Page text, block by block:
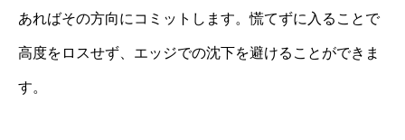
あればその方向にコミットします。慌てずに入ることで
高度をロスせず、エッジでの沈下を避けることができま
す。